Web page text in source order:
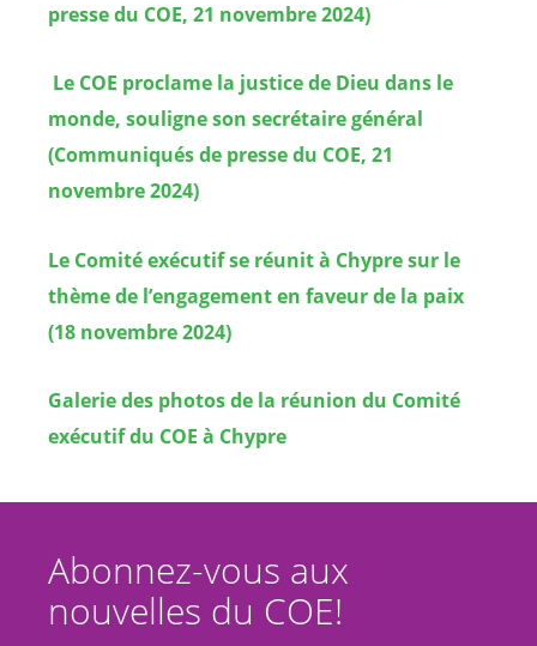
presse du COE, 21 novembre 2024)
Le COE proclame la justice de Dieu dans le
monde, souligne son secrétaire général
(Communiqués de presse du COE, 21
novembre 2024)
Le Comité exécutif se réunit à Chypre sur le
thème de l’engagement en faveur de la paix
(18 novembre 2024)
Galerie des photos de la réunion du Comité
exécutif du COE à Chypre
Abonnez-vous aux
nouvelles du COE!